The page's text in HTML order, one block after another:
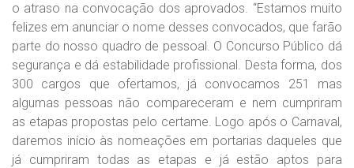
o atraso na convocação dos aprovados. “Estamos muito
felizes em anunciar o nome desses convocados, que farão
parte do nosso quadro de pessoal. O Concurso Público dá
segurança e dá estabilidade profissional. Desta forma, dos
300 cargos que ofertamos, já convocamos 251 mas
algumas pessoas não compareceram e nem cumpriram
as etapas propostas pelo certame. Logo após o Carnaval,
daremos início às nomeações em portarias daqueles que
já cumpriram todas as etapas e já estão aptos para